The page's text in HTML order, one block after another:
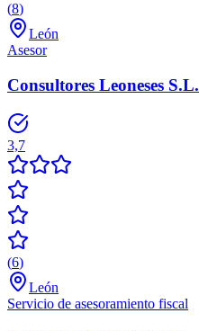
(8)
León
Asesor
Consultores Leoneses S.L.
3,7
(6)
León
Servicio de asesoramiento fiscal